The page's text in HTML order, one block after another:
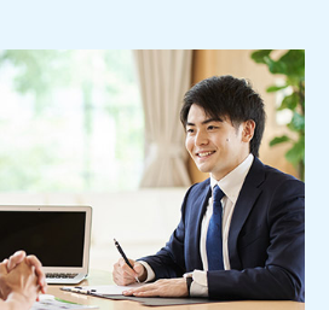
フリーダイヤル
0120-1212-25